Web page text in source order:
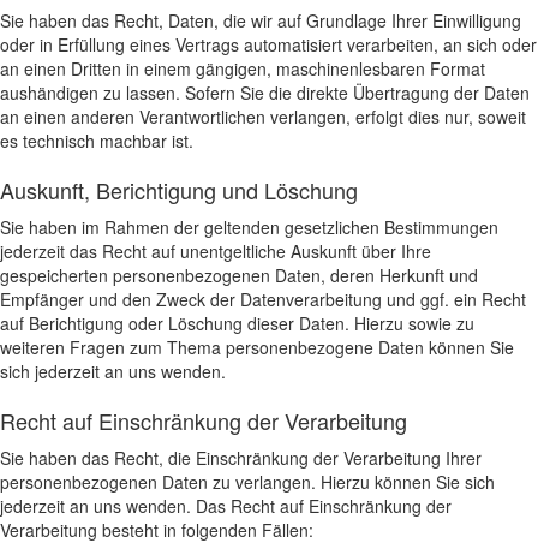
Sie haben das Recht, Daten, die wir auf Grundlage Ihrer Einwilligung
oder in Erfüllung eines Vertrags automatisiert verarbeiten, an sich oder
an einen Dritten in einem gängigen, maschinenlesbaren Format
aushändigen zu lassen. Sofern Sie die direkte Übertragung der Daten
an einen anderen Verantwortlichen verlangen, erfolgt dies nur, soweit
es technisch machbar ist.
Auskunft, Berichtigung und Löschung
Sie haben im Rahmen der geltenden gesetzlichen Bestimmungen
jederzeit das Recht auf unentgeltliche Auskunft über Ihre
gespeicherten personenbezogenen Daten, deren Herkunft und
Empfänger und den Zweck der Datenverarbeitung und ggf. ein Recht
auf Berichtigung oder Löschung dieser Daten. Hierzu sowie zu
weiteren Fragen zum Thema personenbezogene Daten können Sie
sich jederzeit an uns wenden.
Recht auf Einschränkung der Verarbeitung
Sie haben das Recht, die Einschränkung der Verarbeitung Ihrer
personenbezogenen Daten zu verlangen. Hierzu können Sie sich
jederzeit an uns wenden. Das Recht auf Einschränkung der
Verarbeitung besteht in folgenden Fällen: